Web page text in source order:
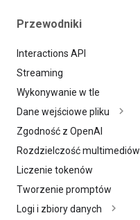
Przewodniki
Interactions API
Streaming
Wykonywanie w tle
Dane wejściowe pliku
Zgodność z OpenAI
Rozdzielczość multimediów
Liczenie tokenów
Tworzenie promptów
Logi i zbiory danych